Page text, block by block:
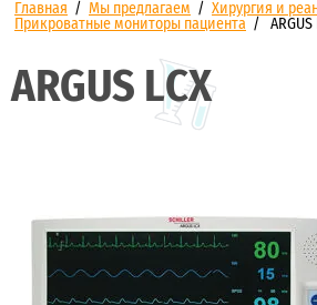
Главная / Мы предлагаем / Хирургия и
Прикроватные мониторы пациента / ARGUS
ARGUS LCX